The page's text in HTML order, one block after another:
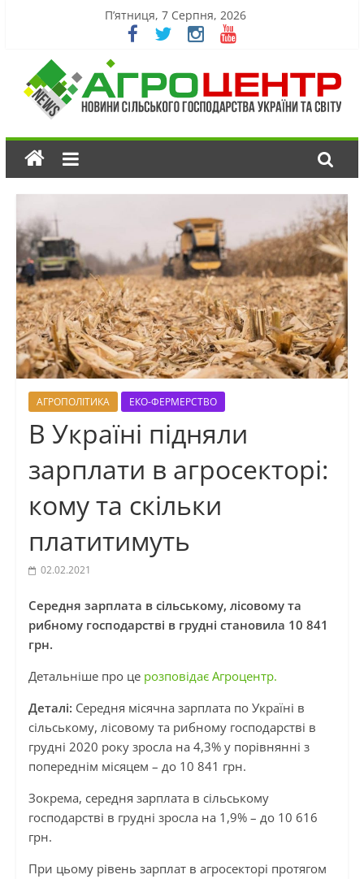
П’ятниця, 7 Серпня, 2026
АГРОПОЛІТИКА ЕКО-ФЕРМЕРСТВО
В Україні підняли
зарплати в агросекторі:
кому та скільки
платитимуть
02.02.2021
Середня зарплата в сільському, лісовому та
рибному господарстві в грудні становила 10 841
грн.
Детальніше про це розповідає Агроцентр.
Деталі: Середня місячна зарплата по Україні в
сільському, лісовому та рибному господарстві в
грудні 2020 року зросла на 4,3% у порівнянні з
попереднім місяцем – до 10 841 грн.
Зокрема, середня зарплата в сільському
господарстві в грудні зросла на 1,9% – до 10 616
грн.
При цьому рівень зарплат в агросекторі протягом